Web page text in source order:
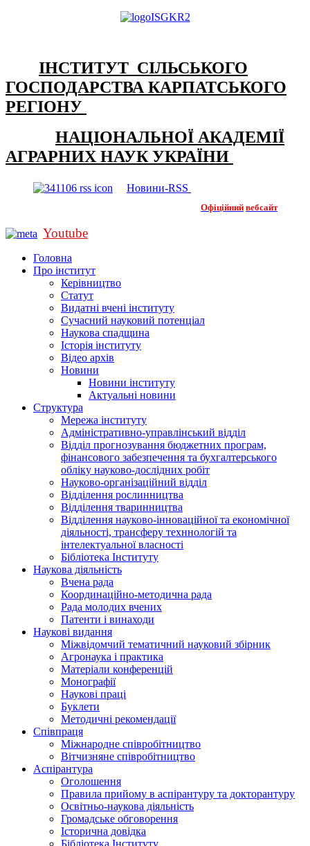
ІНСТИТУТ СІЛЬСЬКОГО
ГОСПОДАРСТВА КАРПАТСЬКОГО
РЕГІОНУ
НАЦІОНАЛЬНОЇ АКАДЕМІЇ
АГРАРНИХ НАУК УКРАЇНИ
Новини-RSS
Офіційний вебсайт
Youtube
Головна
Про інститут
Керівництво
Статут
Видатні вчені інституту
Сучасний науковий потенціал
Наукова спадщина
Історія інституту
Відео архів
Новини
Новини інституту
Актуальні новини
Структура
Мережа інституту
Адміністративно-управлінський відділ
Відділ прогнозування бюджетних програм,
фінансового забезпечення та бухгалтерського
обліку науково-дослідних робіт
Науково-організаційний відділ
Відділення рослинництва
Відділення тваринництва
Відділення науково-інноваційної та економічної
діяльності, трансферу техннологій та
інтелектуальної власності
Бібліотека Інституту
Наукова діяльність
Вчена рада
Координаційно-методична рада
Рада молодих вчених
Патенти і винаходи
Наукові видання
Міжвідомчий тематичний науковий збірник
Агронаука і практика
Матеріали конференцій
Монографії
Наукові праці
Буклети
Методичні рекомендації
Співпраця
Міжнародне співробітництво
Вітчизняне співробітництво
Аспірантура
Оголошення
Правила прийому в аспірантуру та докторантуру
Освітньо-наукова діяльність
Громадське обговорення
Історична довідка
Бібліотека Інституту